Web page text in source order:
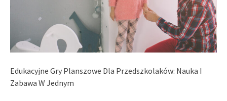
Edukacyjne Gry Planszowe Dla Przedszkolaków: Nauka I
Zabawa W Jednym